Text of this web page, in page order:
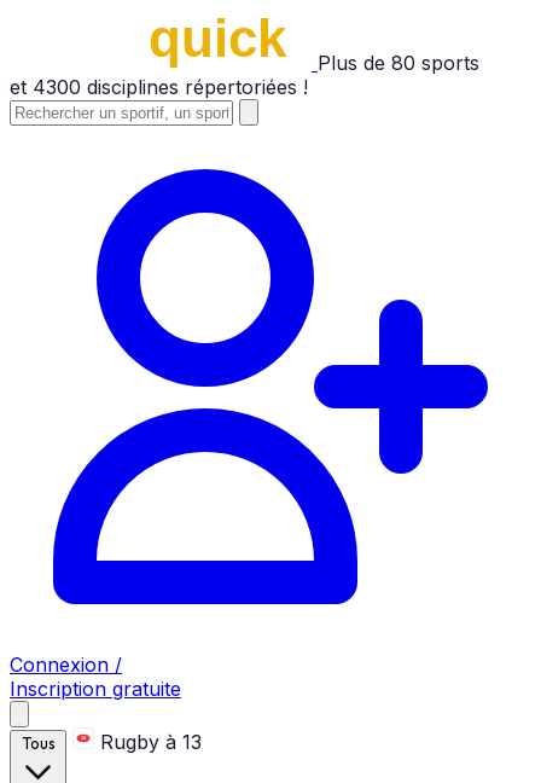
Plus de 80 sports
et 4300 disciplines répertoriées !
Connexion /
Inscription gratuite
Tous Rugby à 13